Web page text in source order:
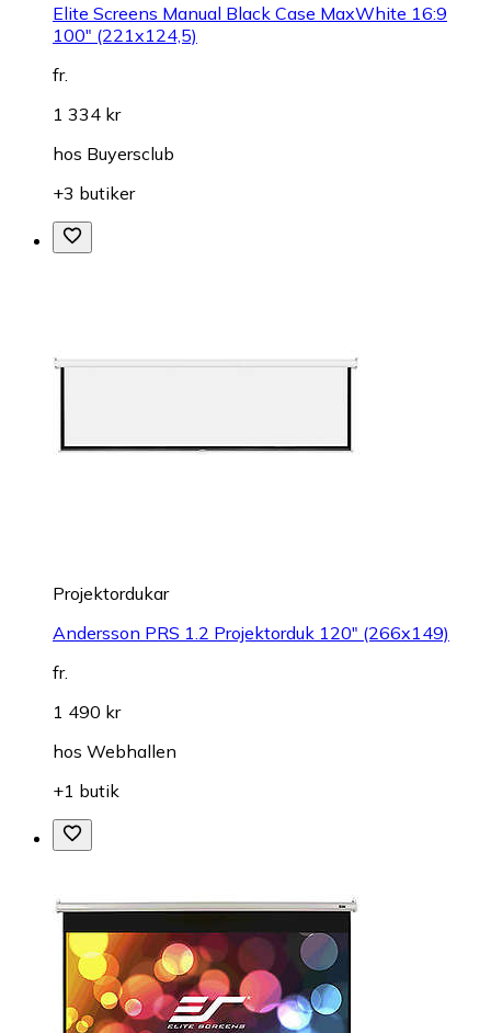
Elite Screens Manual Black Case MaxWhite 16:9
100" (221x124,5)
fr.
1 334 kr
hos Buyersclub
+3 butiker
Projektordukar
Andersson PRS 1.2 Projektorduk 120" (266x149)
fr.
1 490 kr
hos Webhallen
+1 butik